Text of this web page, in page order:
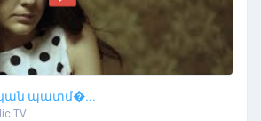
պատմ�...
TV